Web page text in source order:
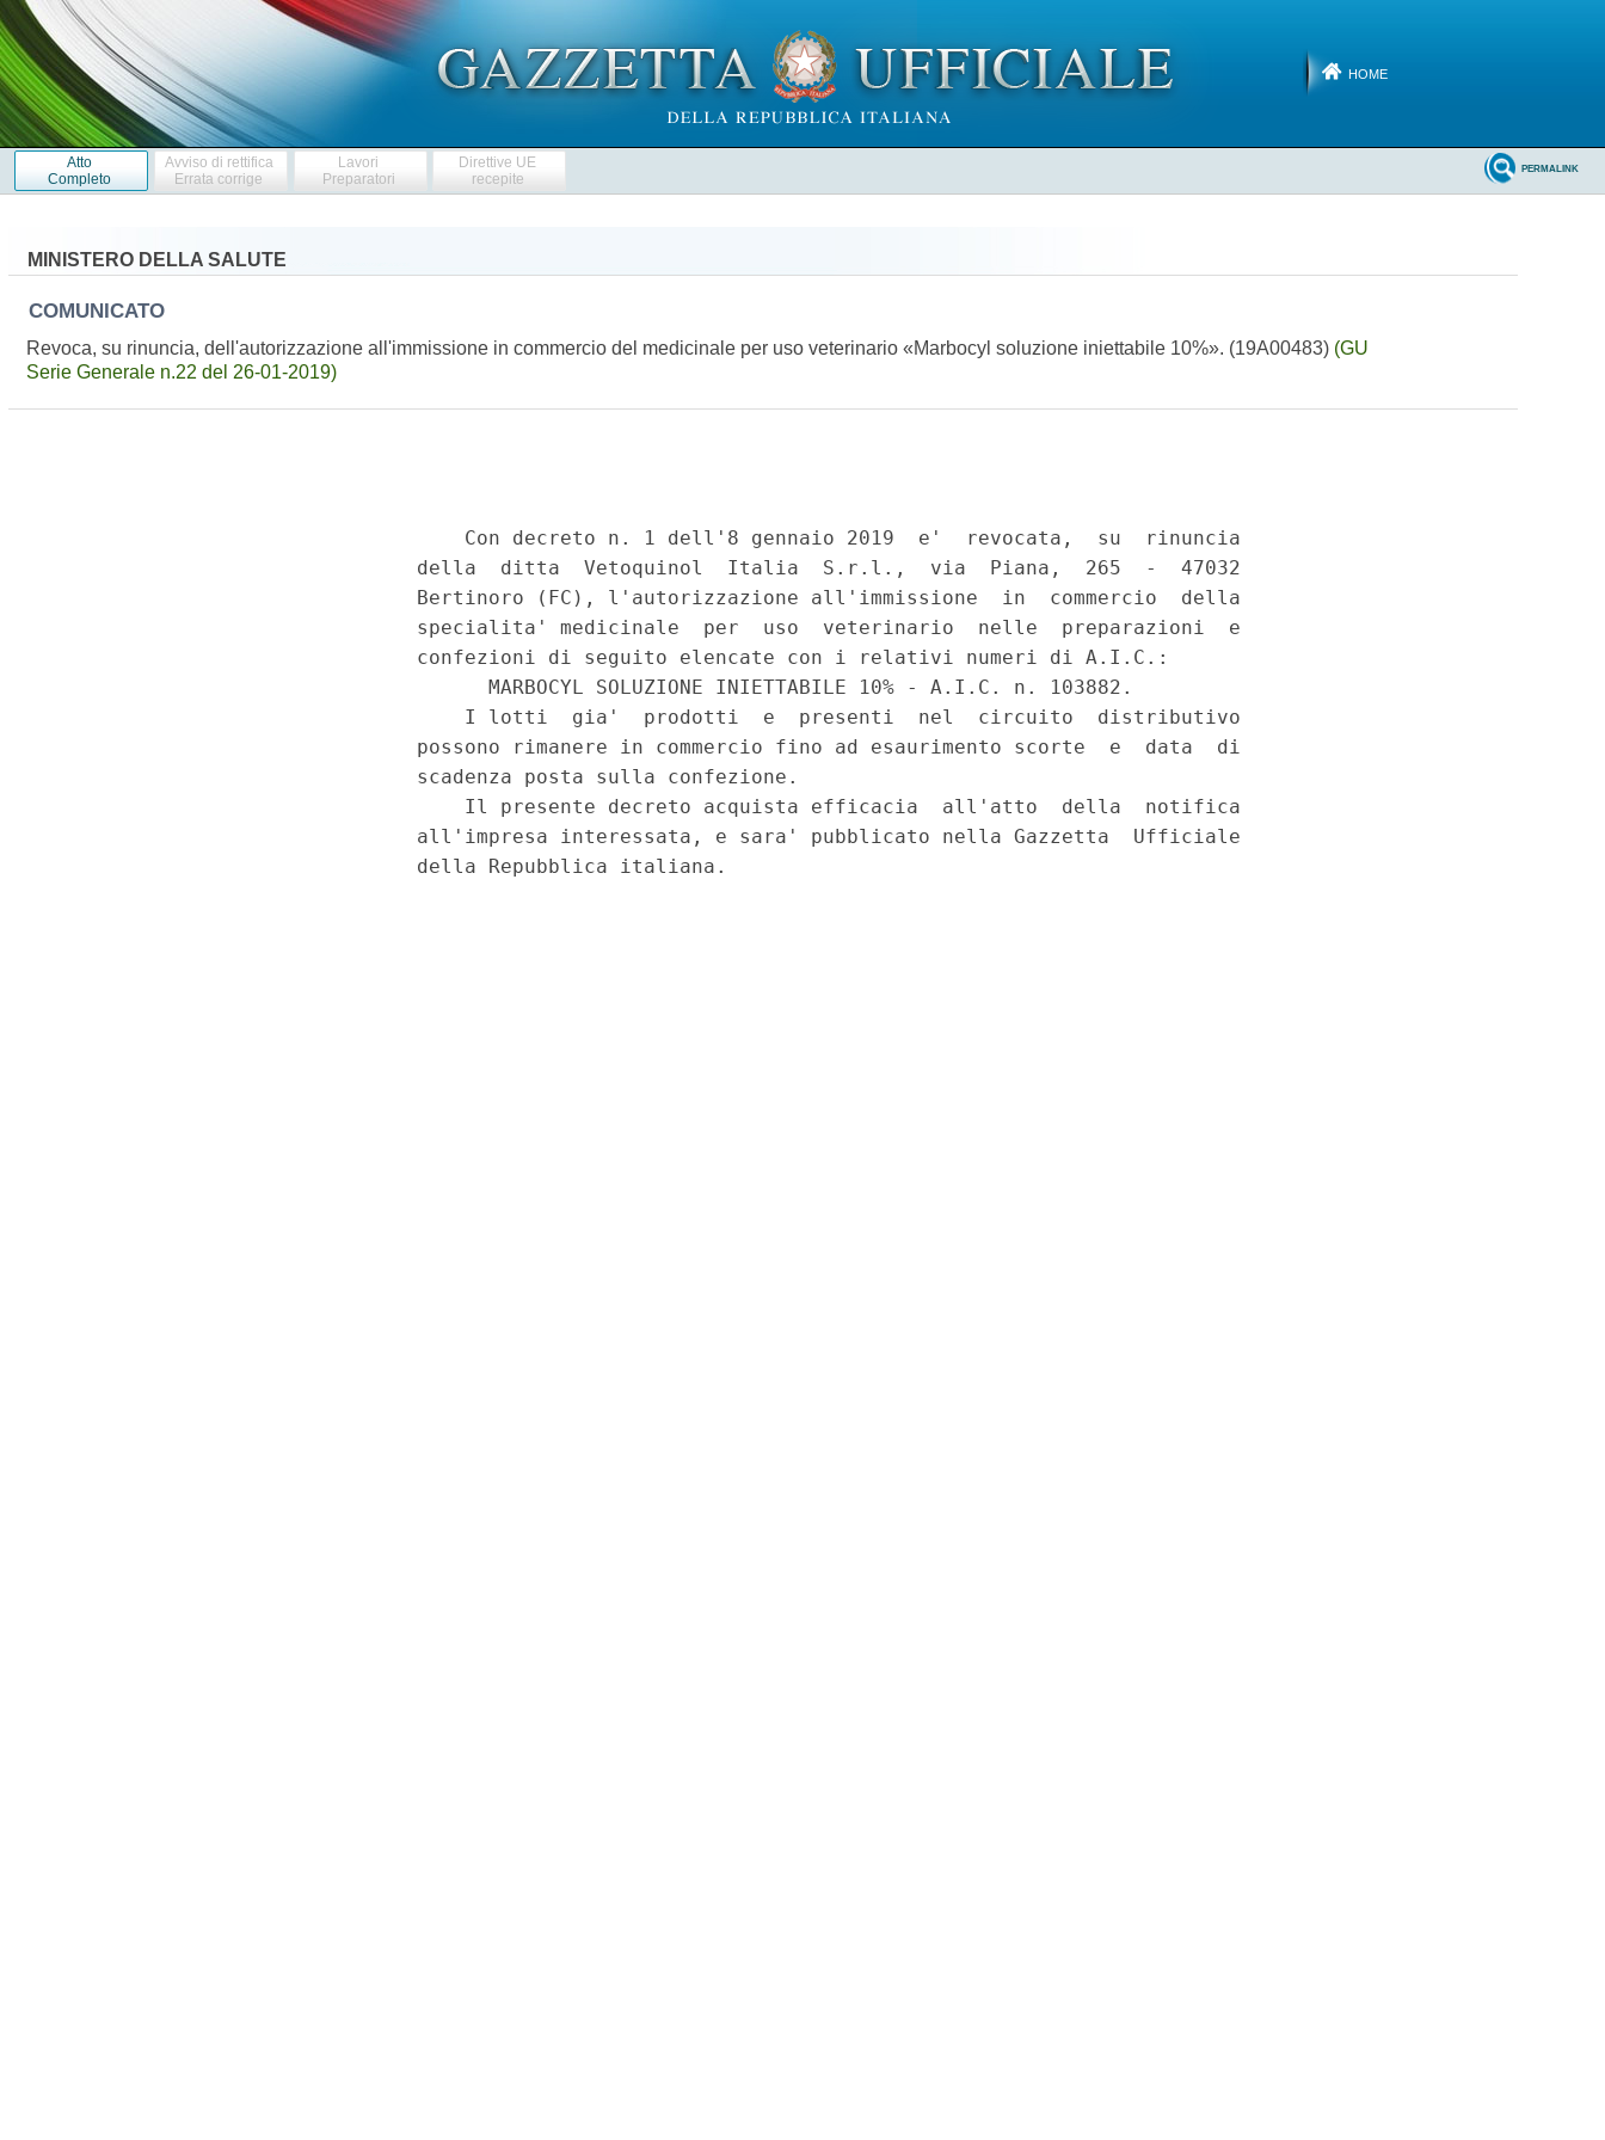
HOME
Atto
Completo
Avviso di rettifica
Errata corrige
Lavori
Preparatori
Direttive UE
recepite
PERMALINK
MINISTERO DELLA SALUTE
COMUNICATO
Revoca, su rinuncia, dell'autorizzazione all'immissione in commercio del medicinale per uso veterinario «Marbocyl soluzione iniettabile 10%». (19A00483) (GU
Serie Generale n.22 del 26-01-2019)